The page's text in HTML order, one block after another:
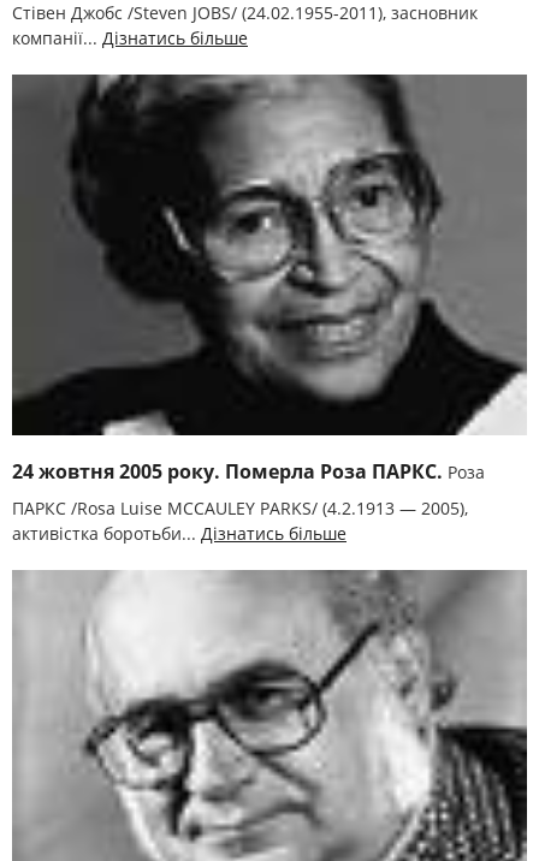
Стівен Джобс /Steven JOBS/ (24.02.1955-2011), засновник
компанії... Дізнатись більше
24 жовтня 2005 року. Померла Роза ПАРКС. Роза
ПАРКС /Rosa Luise MCCAULEY PARKS/ (4.2.1913 — 2005),
активістка боротьби... Дізнатись більше